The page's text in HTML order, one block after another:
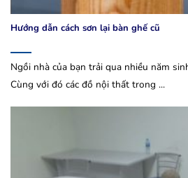
Hướng dẫn cách sơn lại bàn ghế cũ
Ngồi nhà của bạn trải qua nhiều năm
Cùng với đó các đồ nội thất trong ...